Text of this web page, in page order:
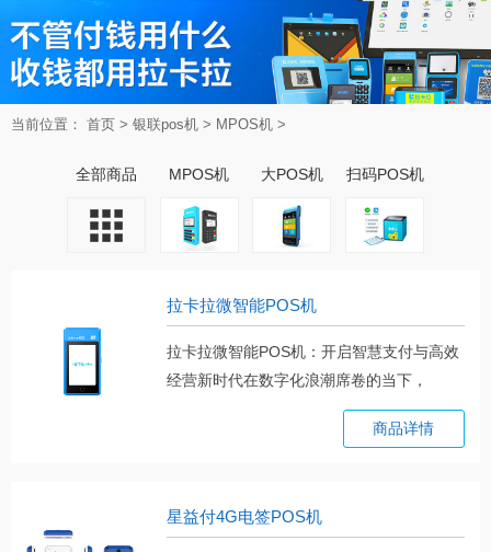
当前位置： 首页 > 银联pos机 > MPOS机 >
全部商品 MPOS机 大POS机 扫码POS机
拉卡拉微智能POS机
拉卡拉微智能POS机：开启智慧支付与高效
经营新时代在数字化浪潮席卷的当下，
商品详情
星益付4G电签POS机